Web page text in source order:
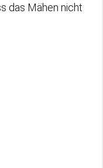
das Mähen nicht